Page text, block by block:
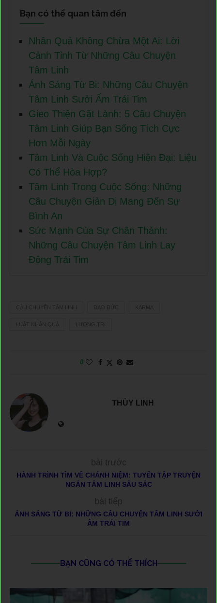
Bạn có thể quan tâm đến
Nhân Quả Không Chừa Một Ai: Lời
Cảnh Tỉnh Từ Những Câu Chuyện
Tâm Linh
Ánh Sáng Từ Bi: Những Câu Chuyện
Tâm Linh Sưởi Ấm Trái Tim
Gieo Thiện Gặt Lành: 5 Câu Chuyện
Tâm Linh Giúp Bạn Sống Tích Cực
Hơn Mỗi Ngày
Tâm Linh Và Cuộc Sống Hiện Đại: Liệu
Có Thể Hòa Hợp?
Tâm Linh Trong Cuộc Sống: Những
Câu Chuyện Giản Dị Mang Đến Sự
Bình An
Sức Mạnh Của Sự Chân Thành:
Những Câu Chuyện Tâm Linh Lay
Động Trái Tim
LƯƠNG TRI
0
THÙY LINH
bài trước
HÀNH TRÌNH TÌM VỀ CHÁNH NIỆM: TUYỂN TẬP TRUYỆN
NGẮN TÂM LINH SÂU SẮC
bài tiếp
ÁNH SÁNG TỪ BI: NHỮNG CÂU CHUYỆN TÂM LINH SƯỞI
ẤM TRÁI TIM
BẠN CŨNG CÓ THỂ THÍCH